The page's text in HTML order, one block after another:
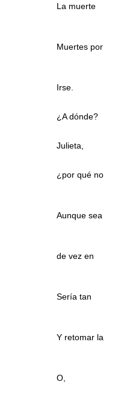
La muerte
Muertes por
Irse.
¿A dónde?
Julieta,
¿por qué no
Aunque sea
de vez en
Sería tan
Y retomar la
O,